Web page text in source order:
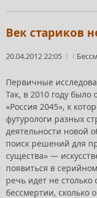
Век стариков
20.04.2012 22:05
Первичные
Так, в 2010 году
«Россия 2045», к
футурологи разных
деятельности новой
поиск решений для
существа» —
появиться в
речь идет не
бессмертии, сколько